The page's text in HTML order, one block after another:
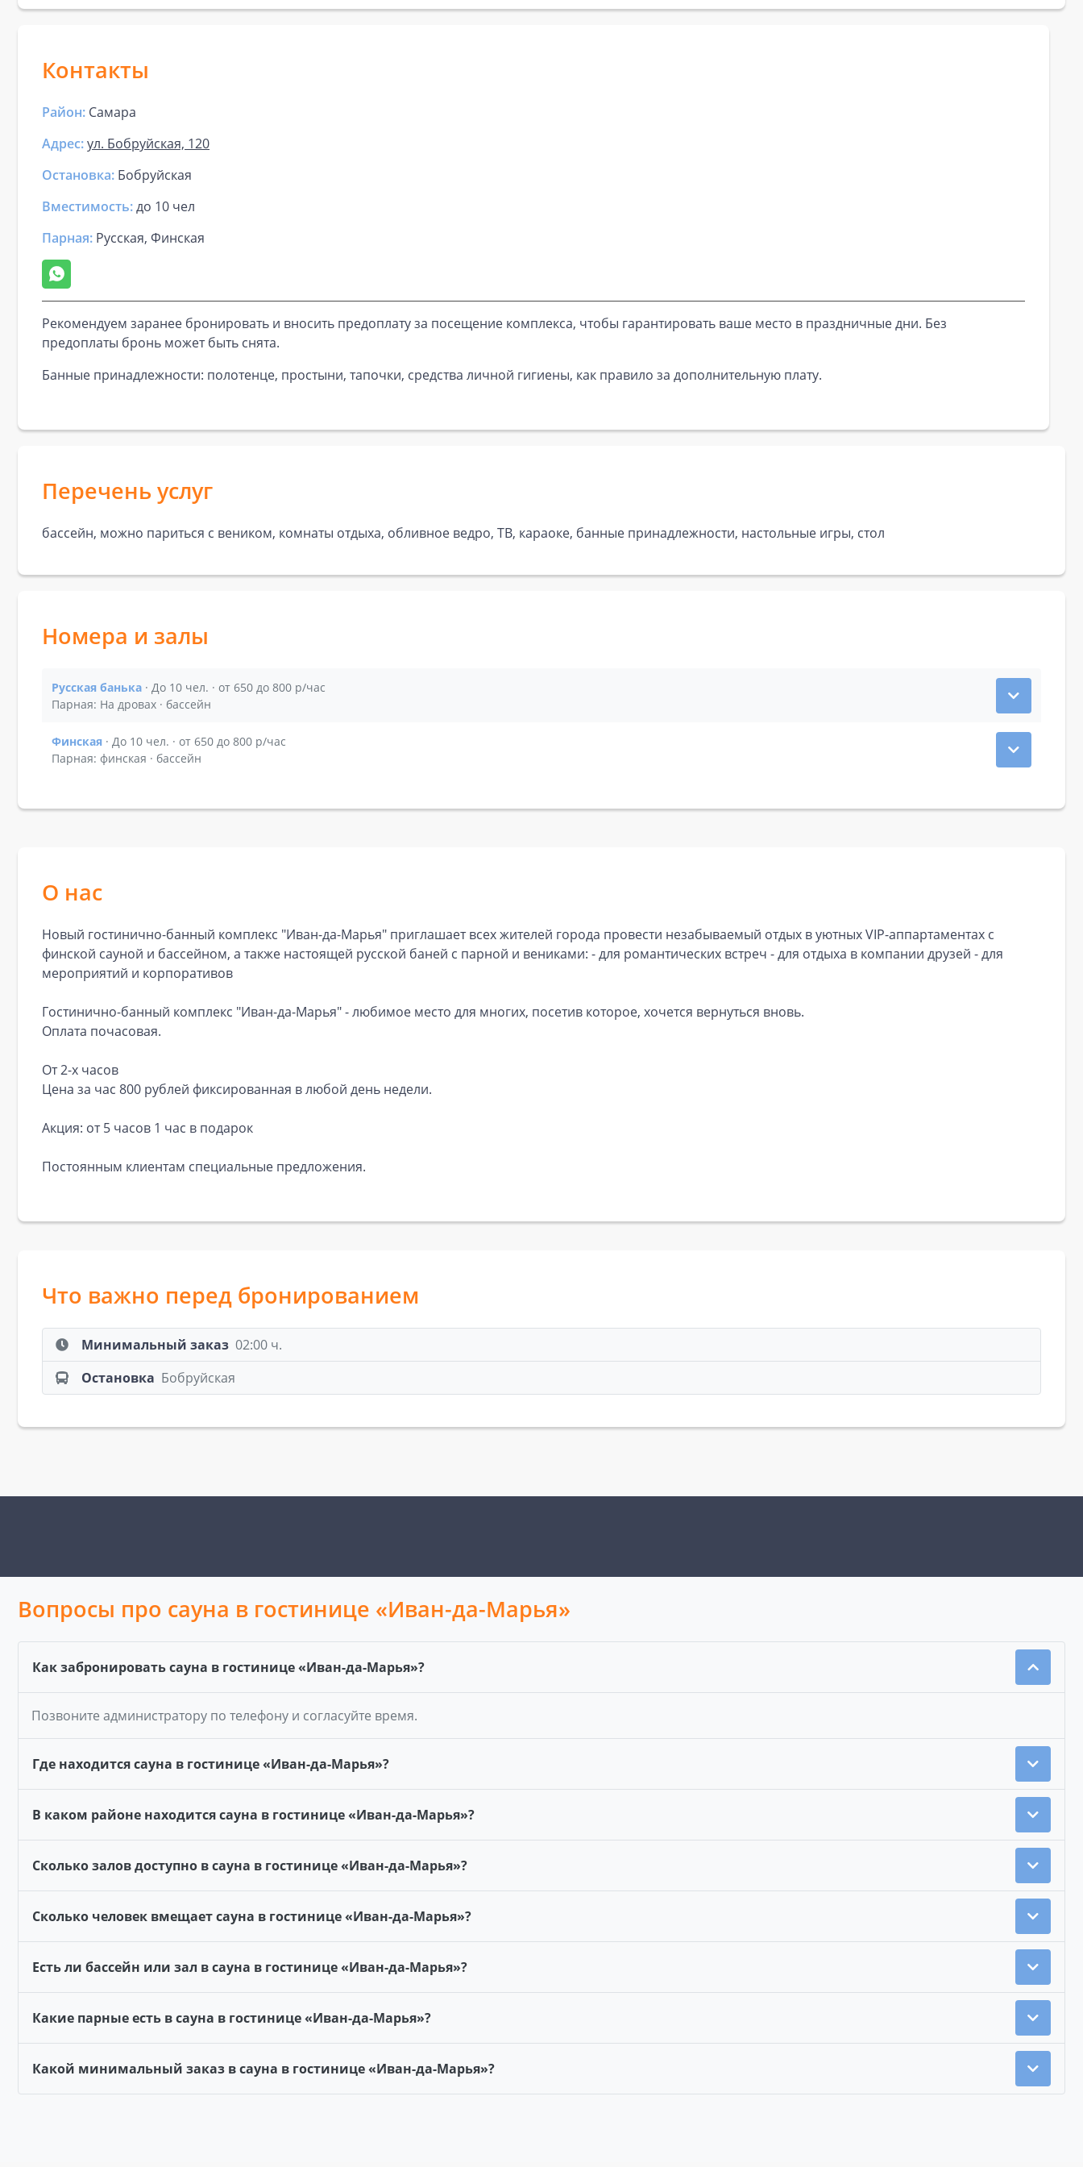
Контакты
Район: Самара
Адрес:ул. Бобруйская, 120
Остановка: Бобруйская
Вместимость:до 10 чел
Парная: Русская, Финская
Рекомендуем заранее бронировать и вносить предоплату за посещение комплекса, чтобы гарантировать ваше место в праздничные дни. Без
предоплаты бронь может быть снята.
Банные принадлежности: полотенце, простыни, тапочки, средства личной гигиены, как правило за дополнительную плату.
Перечень услуг
бассейн, можно париться с веником, комнаты отдыха, обливное ведро, ТВ, караоке, банные принадлежности, настольные игры, стол
Номера и залы
Русская банька · До 10 чел. · от 650 до 800 р/час
Парная: На дровах · бассейн
Показать подробности зала Русская банька
Финская · До 10 чел. · от 650 до 800 р/час
Парная: финская · бассейн
Показать подробности зала Финская
О нас
Новый гостинично-банный комплекс "Иван-да-Марья" приглашает всех жителей города провести незабываемый отдых в уютных VIP-аппартаментах с
финской сауной и бассейном, а также настоящей русской баней с парной и вениками: - для романтических встреч - для отдыха в компании друзей - для
мероприятий и корпоративов
Гостинично-банный комплекс "Иван-да-Марья" - любимое место для многих, посетив которое, хочется вернуться вновь.
Оплата почасовая.
От 2-х часов
Цена за час 800 рублей фиксированная в любой день недели.
Акция: от 5 часов 1 час в подарок
Постоянным клиентам специальные предложения.
Что важно перед бронированием
Минимальный заказ 02:00 ч.
Остановка Бобруйская
Вопросы про сауна в гостинице «Иван-да-Марья»
Как забронировать сауна в гостинице «Иван-да-Марья»?
Позвоните администратору по телефону и согласуйте время.
Где находится сауна в гостинице «Иван-да-Марья»?
В каком районе находится сауна в гостинице «Иван-да-Марья»?
Сколько залов доступно в сауна в гостинице «Иван-да-Марья»?
Сколько человек вмещает сауна в гостинице «Иван-да-Марья»?
Есть ли бассейн или зал в сауна в гостинице «Иван-да-Марья»?
Какие парные есть в сауна в гостинице «Иван-да-Марья»?
Какой минимальный заказ в сауна в гостинице «Иван-да-Марья»?